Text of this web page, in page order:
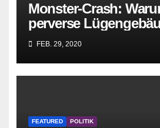
Monster-Crash:
perverse
Sozialisten in sich
zusammenbricht!
FEB. 29, 2020
FEATURED POLITIK